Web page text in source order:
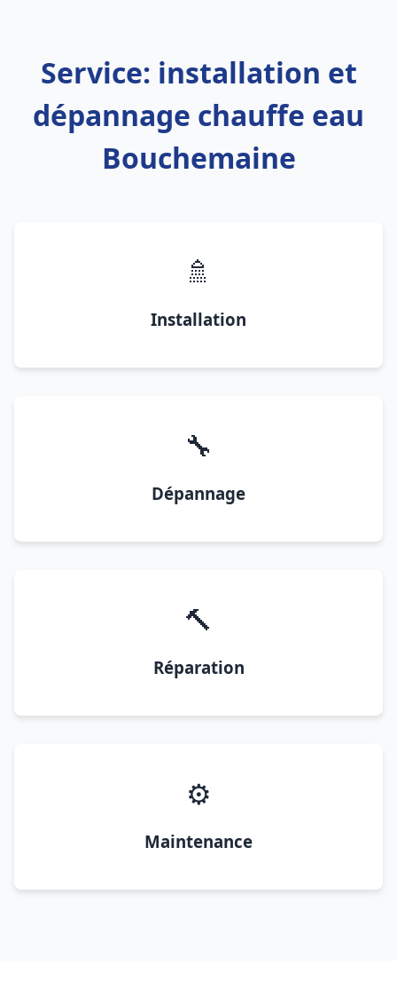
Service: installation et
dépannage chauffe eau
Bouchemaine
🚿
Installation
🔧
Dépannage
🔨
Réparation
⚙️
Maintenance